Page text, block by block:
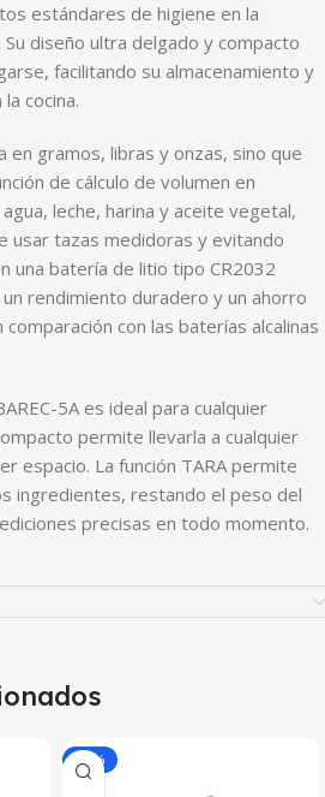
estándares de higiene en la
diseño ultra delgado y compacto
facilitando su almacenamiento y
cocina.
en gramos, libras y onzas, sino que
de cálculo de volumen en
leche, harina y aceite vegetal,
usar tazas medidoras y evitando
una batería de litio tipo CR2032
rendimiento duradero y un ahorro
con las baterías alcalinas
5A es ideal para cualquier
permite llevarla a cualquier
espacio. La función TARA permite
ingredientes, restando el peso del
precisas en todo momento.
-30%